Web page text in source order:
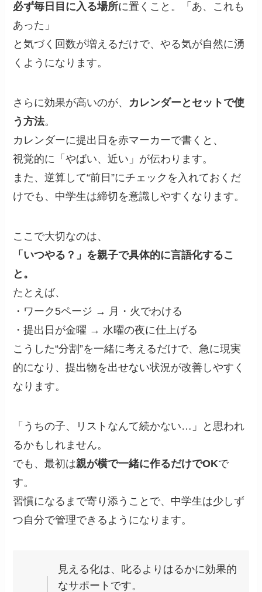
必ず毎日目に入る場所に置くこと。「あ、これも
あった」
と気づく回数が増えるだけで、やる気が自然に湧
くようになります。
さらに効果が高いのが、 カレンダーとセットで使
う方法。
カレンダーに提出日を赤マーカーで書くと、
視覚的に「やばい、近い」が伝わります。
また、逆算して“前日”にチェックを入れておくだ
けでも、中学生は締切を意識しやすくなります。
ここで大切なのは、
「いつやる？」を親子で具体的に言語化するこ
と。
たとえば、
・ワーク5ページ → 月・火でわける
・提出日が金曜 → 水曜の夜に仕上げる
こうした“分割”を一緒に考えるだけで、急に現実
的になり、提出物を出せない状況が改善しやすく
なります。
「うちの子、リストなんて続かない…」と思われ
るかもしれません。
でも、最初は親が横で一緒に作るだけでOKで
す。
習慣になるまで寄り添うことで、中学生は少しず
つ自分で管理できるようになります。
見える化は、叱るよりはるかに効果的
なサポートです。